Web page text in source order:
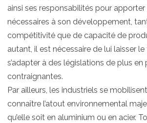
ainsi ses responsabilités pour
nécessaires à son développement,
compétitivité que de capacité de
autant, il est nécessaire de lui laisser
s’adapter à des législations de plus en
contraignantes.
Par ailleurs, les industriels se
connaître l’atout environnemental
qu’elle soit en aluminium ou en acier.